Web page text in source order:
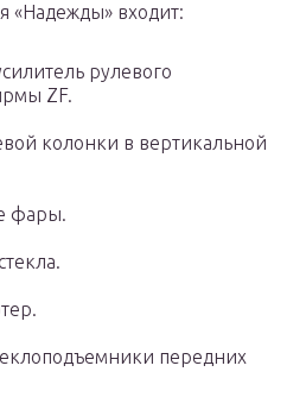
«Надежды» входит:
рулевого
ZF.
колонки в вертикальной
фары.
передних